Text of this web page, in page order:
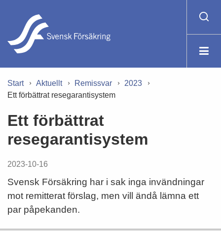
Start Aktuellt Remissvar
2023
Ett förbättrat resegarantisystem
Ett förbättrat
resegarantisystem
2023-10-16
Svensk Försäkring har i sak inga invändningar
mot remitterat förslag, men vill ändå lämna ett
par påpekanden.